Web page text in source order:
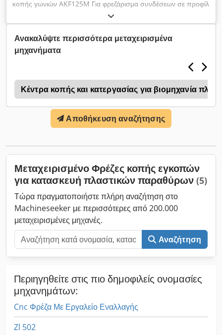
κοπής γωνιών AKF125M Για φρεζάρισμα συνδέσεων σε προφίλ
πλαστικού και αλουμινίου Chodpfjxtbp Rex An Iea Με
σύστημα ταχείας αλλαγής φρέζας. Εύκολος χειρισμός και τέλεια
αποτελέσματα.
Ανακαλύψτε περισσότερα μεταχειρισμένα
μηχανήματα
Κέντρα κοπής και κατεργασίας για βιομηχανία
Αποθήκευση αναζήτησης
Μεταχειρισμένο Φρέζες κοπής εγκοπών
για κατασκευή πλαστικών παραθύρων (5)
Τώρα πραγματοποιήστε πλήρη αναζήτηση στο
Machineseeker με περισσότερες από 200.000
μεταχειρισμένες μηχανές.
Αναζήτηση
Περιηγηθείτε στις πιο δημοφιλείς ονομασίες
μηχανημάτων:
Cnc Φρέζα Με Εργαλείο Εναλλαγής
Zl 502